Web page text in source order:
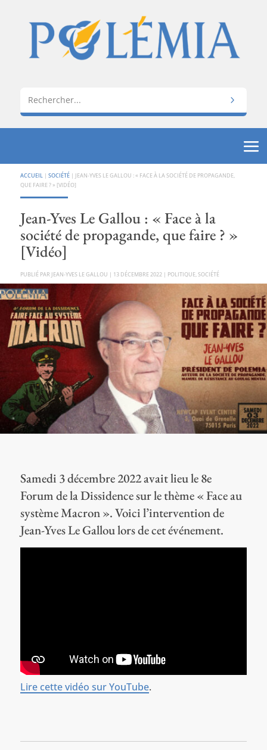
ACCUEIL | SOCIÉTÉ| JEAN-YVES LE GALLOU : « FACE À LA SOCIÉTÉ DE PROPAGANDE,
QUE FAIRE ? » [VIDÉO]
Jean-Yves Le Gallou : « Face à la
société de propagande, que faire ? »
[Vidéo]
PAR JEAN-YVES LE GALLOU | 13 DÉCEMBRE 2022| POLITIQUE, SOCIÉTÉ
Samedi 3 décembre 2022 avait lieu le 8e
Forum de la Dissidence sur le thème « Face au
système Macron ». Voici l’intervention de
Jean-Yves Le Gallou lors de cet événement.
Lire cette vidéo sur YouTube.